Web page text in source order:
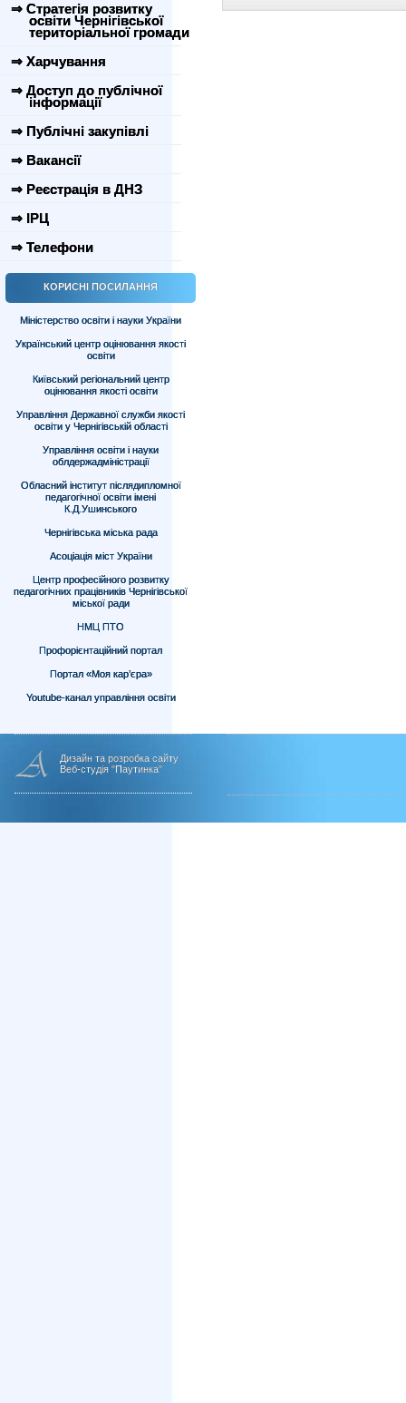
⇒ Стратегія розвитку
освіти Чернігівської
територіальної громади
⇒ Харчування
⇒ Доступ до публічної
інформації
⇒ Публічні закупівлі
⇒ Вакансії
⇒ Реєстрація в ДНЗ
⇒ ІРЦ
⇒ Телефони
КОРИСНІ ПОСИЛАННЯ
Міністерство освіти і науки України
Український центр оцінювання якості
освіти
Київський регіональний центр
оцінювання якості освіти
Управління Державної служби якості
освіти у Чернігівській області
Управління освіти і науки
облдержадміністрації
Обласний інститут післядипломної
педагогічної освіти імені
К.Д.Ушинського
Чернігівська міська рада
Асоціація міст України
Центр професійного розвитку
педагогічних працівників Чернігівської
міської ради
НМЦ ПТО
Профорієнтаційний портал
Портал «Моя кар’єра»
Youtube-канал управління освіти
Дизайн та розробка сайту
Веб-студія "Паутинка"